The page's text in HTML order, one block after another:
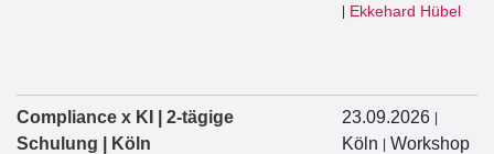
Ekkehard Hübel
Compliance x KI | 2-tägige
Schulung | Köln
23.09.2026
Köln Workshop